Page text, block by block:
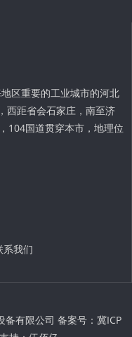
区重要的工业城市的河北
西距省会石家庄，南至济
104国道贯穿本市，地理位
系我们
有限公司 备案号： 冀ICP